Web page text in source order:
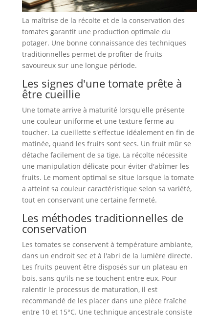
La maîtrise de la récolte et de la conservation des
tomates garantit une production optimale du
potager. Une bonne connaissance des techniques
traditionnelles permet de profiter de fruits
savoureux sur une longue période.
Les signes d'une tomate prête à
être cueillie
Une tomate arrive à maturité lorsqu'elle présente
une couleur uniforme et une texture ferme au
toucher. La cueillette s'effectue idéalement en fin de
matinée, quand les fruits sont secs. Un fruit mûr se
détache facilement de sa tige. La récolte nécessite
une manipulation délicate pour éviter d'abîmer les
fruits. Le moment optimal se situe lorsque la tomate
a atteint sa couleur caractéristique selon sa variété,
tout en conservant une certaine fermeté.
Les méthodes traditionnelles de
conservation
Les tomates se conservent à température ambiante,
dans un endroit sec et à l'abri de la lumière directe.
Les fruits peuvent être disposés sur un plateau en
bois, sans qu'ils ne se touchent entre eux. Pour
ralentir le processus de maturation, il est
recommandé de les placer dans une pièce fraîche
entre 10 et 15°C. Une technique ancestrale consiste